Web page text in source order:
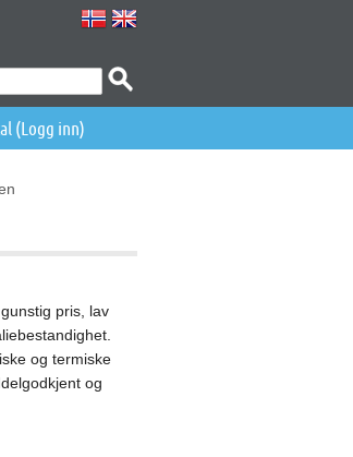
(Logg inn)
pris, lav
og termiske
og